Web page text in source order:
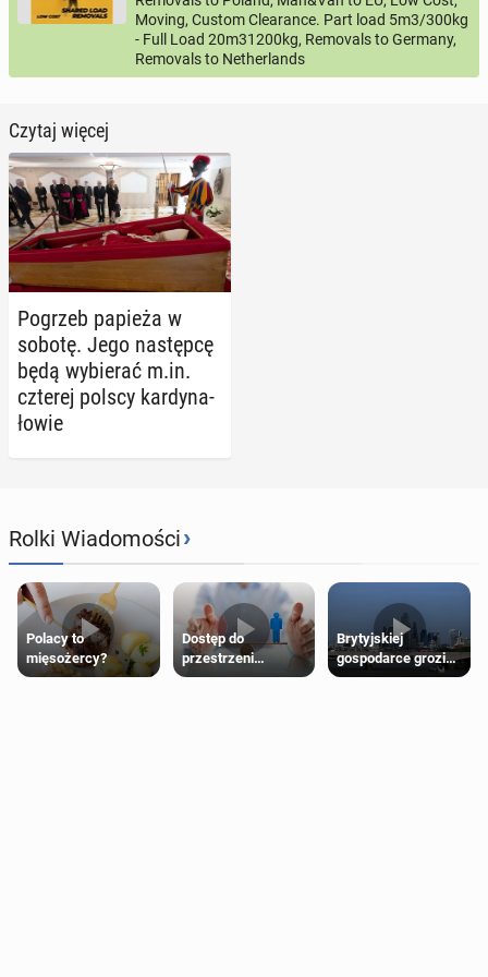
Moving, Custom Clearance. Part load 5m3/300kg
- Full Load 20m31200kg, Removals to Germany,
Removals to Netherlands
Czytaj więcej
Pogrzeb papieża w
sobotę. Jego na­stęp­cę
będą wy­bie­rać m.in.
czterej polscy kar­dy­na­
ło­wie
Rolki Wiadomości›
Polacy to
mięsożercy?
Dostęp do
przestrzeni
przeznaczonych
Brytyjskiej
gospodarce grozi
recesja, jeśli